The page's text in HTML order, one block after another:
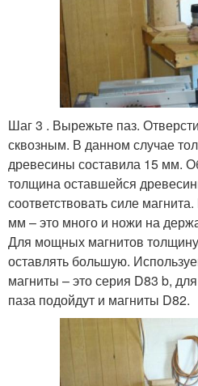
Шаг 3 . Вырежьте паз.
сквозным. В данном случае
древесины составила 15 мм.
толщина оставшейся
соответствовать силе
мм – это много и ножи на
Для мощных магнитов
оставлять большую.
магниты – это серия D83 b,
паза подойдут и магниты D82.